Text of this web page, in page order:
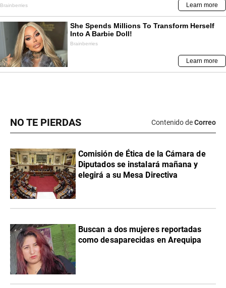
NO TE PIERDAS Contenido deCorreo
Comisión de Ética de la Cámara de
Diputados se instalará mañana y
elegirá a su Mesa Directiva
Buscan a dos mujeres reportadas
como desaparecidas en Arequipa